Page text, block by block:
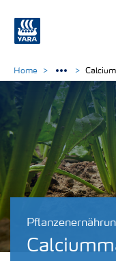
Home